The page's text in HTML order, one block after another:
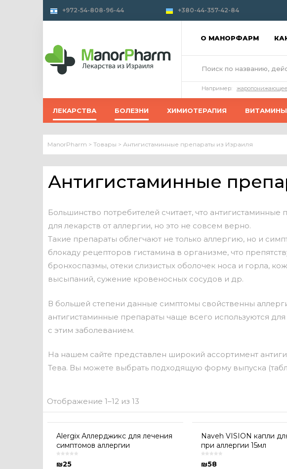
+972-54-808-96-44 +380-44-357-42-84
О МАНОРФАРМ
Например: жаропонижающее
ЛЕКАРСТВА БОЛЕЗНИ ХИМИОТЕРАПИЯ
ManorPharm > Товары > Антигистаминные препараты из Израиля
Антигистаминные
Большинство потребителей считает, что
для лекарств от аллергии, но это не совсем верно.
Такие препараты облегчают не только аллергию, но и
блокаду рецепторов гистамина в организме, что
бронхоспазмы, отеки слизистых оболочек носа и горла,
высыпаний, сужение кровеносных сосудов и др.
В большей степени данные симптомы свойственны
антигистаминные препараты чаще всего используются
с этим заболеванием.
На нашем сайте представлен широкий ассортимент
Тева. Вы можете выбрать подходящую форму выпуска
Отображение 1–12 из 13
Alergix Аллерджикс для лечения
симптомов аллергии
₪25
Naveh VISION капли
при аллергии 15мл
₪58